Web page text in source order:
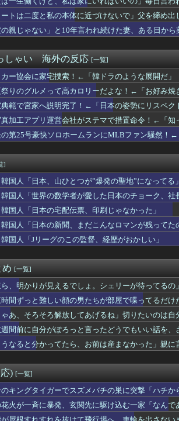
ムランにMLBファン騒然！←「素晴らしいパワー
り25号特大ソロホームラン」
働かせていた男の裁判に世界が騒然！←「求刑が
なった沖縄のスーパーに行ってみたら、なぜか辛
熊本地震被災者支援策が物議！海外ファン「神対応
日本戦で、何回も映っていたこの女性は一体誰
これ描いて死ね 第6話の海外反応
板、3倍速く焼けるやつだ」
”性接待の試合結果をご覧ください」→「マッサー
人がホームランを珍アシスト！打ったロナルド・
がたった38人なのは驚きだ！何故こんなに少ない
ジャンプ発行部数が初の100万部割れ（海外の反
球を投げるクローザーを先発に転向させないのは
するんだ」日本代表、W杯ポット1入りに現実味
数含まれていたサッカー協会の衝撃的な接待リス
本の”天国”と呼ばれている場所がこちら・・・」
国代表がドーピング検査をすり抜けるように注射
技術が凄いと言うけど韓国の圧勝だよね？」
やり遂げる日本の医療チーム、海外でも凄すぎる
業での税金無駄遣いが凄い！（海外の反応）
スト【ポーランドボール】
ヴァプールがバルセロナDFアラウホをレンタルで
地表より下にある。日光を浴びている我々のほう
光景に世界が騒然！←「複雑な気分だ」（海外の
ートは二度と私の本体に近づけないで」父を締め
の親じゃない」と10年言われ続けた妻、ある日か
しゃい 海外の反応 [一覧]
ー協会に家宅捜索！←「韓ドラのような展開だ」
祭りのグルメって高カロリーだよな！←「お好み焼
範で宮家へ説明完了！←「日本の姿勢にリスペク
真加工アプリ運営会社がステマで措置命令！←「知
第25号豪快ソロホームランにMLBファン騒然！←
]
韓国人「日本、山ひとつが”爆発の聖地”になってる」
韓国人「世界の数学者が愛した日本のチョーク、社
韓国人「日本の宅配伝票、印刷じゃなかった」
韓国人「日本の新聞、まだこんなロマンが残ってた
韓国人「Jリーグのこの監督、経歴がおかしい」
め [一覧]
、明かりが見えるでしょ。シェリーが待ってる
間ずっと難しい顔の男たちが部屋で喋ってるだ
あ、そろそろ解放してあげるね」切りたいのは
間前に自分がぽろっと言ったどうでもいい話を
なると分かってたら、お前は産まなかった」親
) [一覧]
キングタイガーでスズメバチの巣に突撃「ハチ
火が一斉に暴発、玄関先に駆け込む一家「なんで